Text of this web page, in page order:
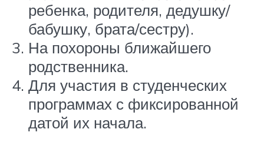
ребенка, родителя, дедушку/
бабушку, брата/сестру).
На похороны ближайшего
родственника.
Для участия в студенческих
программах с фиксированной
датой их начала.